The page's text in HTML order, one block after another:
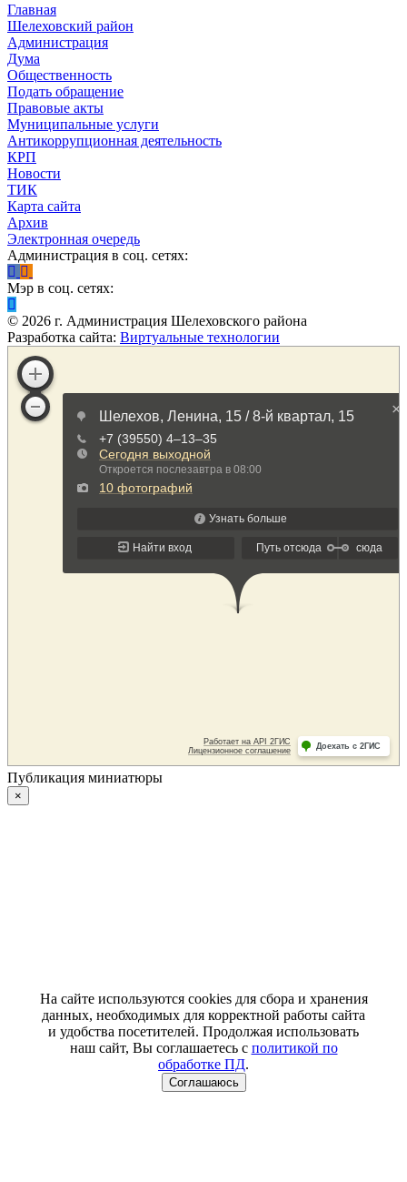
Главная
Шелеховский район
Администрация
Дума
Общественность
Подать обращение
Правовые акты
Муниципальные услуги
Антикоррупционная деятельность
КРП
Новости
ТИК
Карта сайта
Архив
Электронная очередь
Администрация в соц. сетях:
Мэр в соц. сетях:
© 2026 г. Администрация Шелеховского района
Разработка сайта: Виртуальные технологии
Публикация миниатюры
×
На сайте используются cookies для сбора и хранения
данных, необходимых для корректной работы сайта
и удобства посетителей. Продолжая использовать
наш сайт, Вы соглашаетесь с политикой по
обработке ПД.
Соглашаюсь